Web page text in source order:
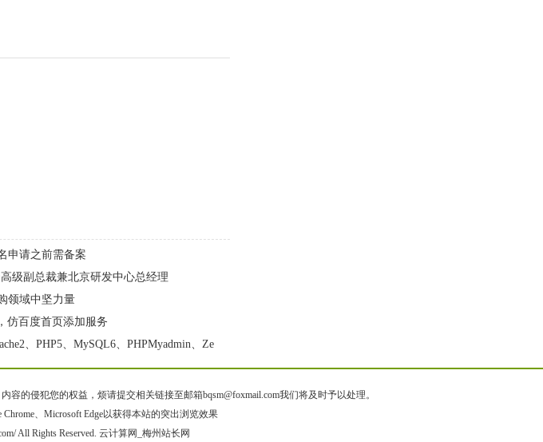
申请之前需备案
级副总裁兼北京研发中心总经理
领域中坚力量
仿百度首页添加服务
、PHP5、MySQL6、PHPMyadmin、Ze
的侵犯您的权益，烦请提交相关链接至邮箱bqsm@foxmail.com我们将及时予以处理。
、Microsoft Edge以获得本站的突出浏览效果
All Rights Reserved. 云计算网_梅州站长网